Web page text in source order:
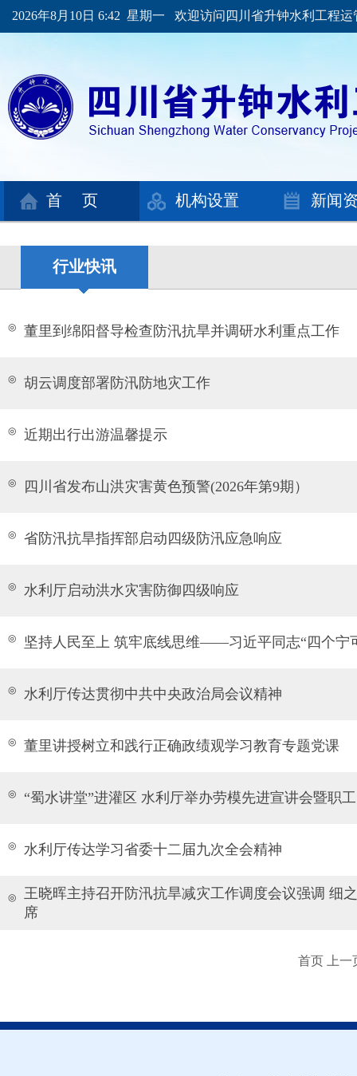
2026年8月10日 6:42 星期一 欢迎访问四川省升钟水利工程运
首 页 机构设置 新闻
行业快讯
◎ 董里到绵阳督导检查防汛抗旱并调研水利重点工作
◎ 胡云调度部署防汛防地灾工作
◎ 近期出行出游温馨提示
◎ 四川省发布山洪灾害黄色预警(2026年第9期）
◎ 省防汛抗旱指挥部启动四级防汛应急响应
◎ 水利厅启动洪水灾害防御四级响应
◎ 坚持人民至上 筑牢底线思维——习近平同志“四个宁
◎ 水利厅传达贯彻中共中央政治局会议精神
◎ 董里讲授树立和践行正确政绩观学习教育专题党课
◎ “蜀水讲堂”进灌区 水利厅举办劳模先进宣讲会暨职
◎ 水利厅传达学习省委十二届九次全会精神
◎
王晓晖主持召开防汛抗旱减灾工作调度会议强调 细
席
首页 上